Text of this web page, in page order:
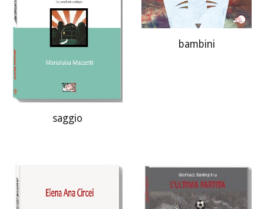
saggio
bambini